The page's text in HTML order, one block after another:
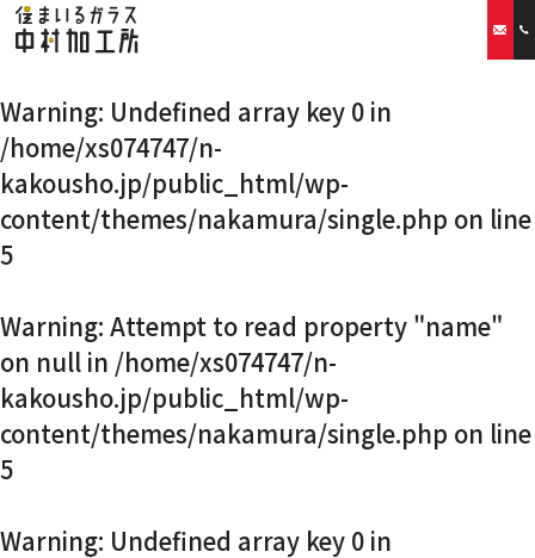
ホーム
当社の特徴
リフォームプラン
ご利用案内
スタッフ紹介
Warning: Undefined array key 0 in
/home/xs074747/n-
kakousho.jp/public_html/wp-
content/themes/nakamura/single.php on line
5
Warning: Attempt to read property "name"
on null in /home/xs074747/n-
kakousho.jp/public_html/wp-
content/themes/nakamura/single.php on line
5
Warning: Undefined array key 0 in